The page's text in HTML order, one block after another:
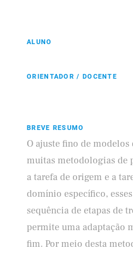
ALUNO
ORIENTADOR / DOCENTE
BREVE RESUMO
O ajuste fino de
muitas metodologias de
a tarefa de origem e a
domínio específico,
sequência de etapas de
permite uma adaptação
fim. Por meio desta